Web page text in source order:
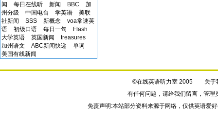
闻
每日在线听 新闻 BBC
加
州分级
中国电台 学英语
美联
社新闻
SSS 新概念
voa常速英
语
初级口语 每日一句
Flash
大学英语
英国新闻
treasures
加州语文
ABC新闻快递
单词
美国有线新闻
©在线英语听力室 2005 关于
有任何问题，请给我们留言，管理
免责声明:本站部分资料来源于网络，仅供英语爱